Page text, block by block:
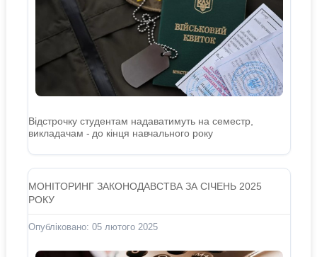
Відстрочку студентам надаватимуть на семестр,
викладачам - до кінця навчального року
МОНІТОРИНГ ЗАКОНОДАВСТВА ЗА СІЧЕНЬ 2025
РОКУ
Опубліковано: 05 лютого 2025